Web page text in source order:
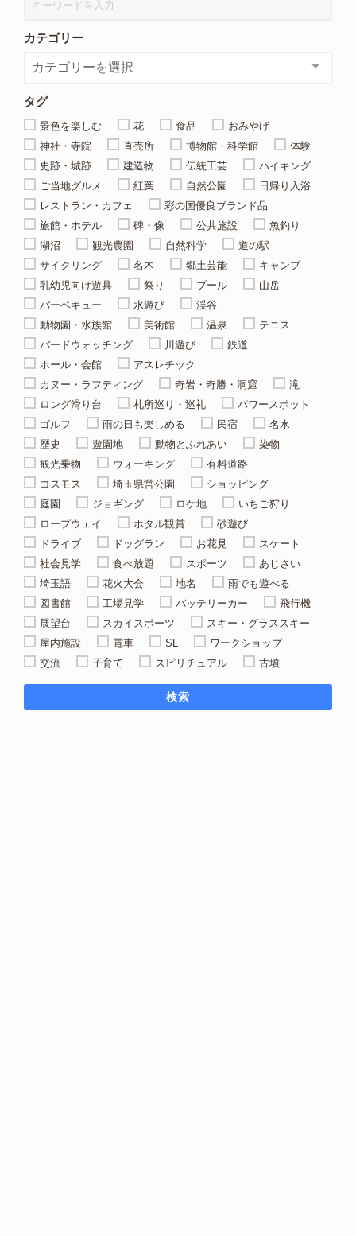
カテゴリー
タグ
景色を楽しむ 花 食品
おみやげ
神社・寺院
直売所 博物館・科学館
体験
史跡・城跡
建造物 伝統工芸
ハイキング
ご当地グルメ
紅葉 自然公園
日帰り入浴
レストラン・カフェ
彩の国優良ブランド品
旅館・ホテル
碑・像 公共施設
魚釣り
湖沼
観光農園 自然科学
道の駅
サイクリング
名木 郷土芸能
キャンプ
乳幼児向け遊具
祭り プール
山岳
バーベキュー
水遊び
渓谷
動物園・水族館
美術館 温泉
テニス
バードウォッチング
川遊び
鉄道
ホール・会館
アスレチック
カヌー・ラフティング
奇岩・奇勝・洞窟
滝
ロング滑り台
札所巡り・巡礼
パワースポット
ゴルフ
雨の日も楽しめる 民宿
名水
歴史
遊園地 動物とふれあい
染物
観光乗物
ウォーキング
有料道路
コスモス
埼玉県営公園
ショッピング
庭園
ジョギング ロケ地
いちご狩り
ロープウェイ
ホタル観賞
砂遊び
ドライブ
ドッグラン お花見
スケート
社会見学
食べ放題 スポーツ
あじさい
埼玉語
花火大会 地名
雨でも遊べる
図書館
工場見学 バッテリーカー
飛行機
展望台
スカイスポーツ
スキー・グラススキー
屋内施設
電車 SL
ワークショップ
交流
子育て スピリチュアル 古墳
検索